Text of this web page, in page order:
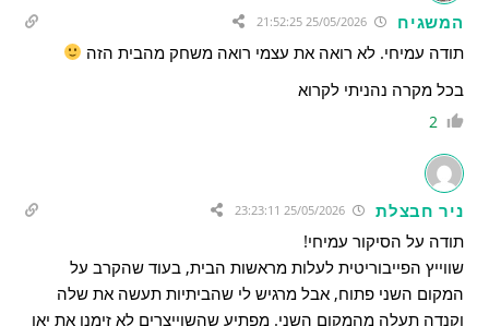
המשגיח
תודה עמיחי. לא רואה את עצמי רואה משחק מהבית הזה
בכל מקרה נהניתי לקרוא
2
ניר חבצלת
תודה על הסיקור עמיחי!
שווייץ הפייבוריטית לעלות מראשות הבית, בעוד שהקרב על
המקום השני פתוח, אבל מרגיש לי שהביתיות תעשה את שלה
וקנדה תעלה מהמקום השני. מפתיע שהשוייצרים לא זימנו את יאן